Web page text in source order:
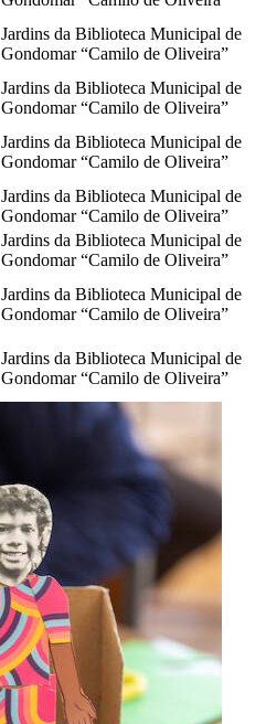
Jardins da Biblioteca Municipal de
Gondomar “Camilo de Oliveira”
Jardins da Biblioteca Municipal de
Gondomar “Camilo de Oliveira”
Jardins da Biblioteca Municipal de
Gondomar “Camilo de Oliveira”
Jardins da Biblioteca Municipal de
Gondomar “Camilo de Oliveira”
Jardins da Biblioteca Municipal de
Gondomar “Camilo de Oliveira”
Jardins da Biblioteca Municipal de
Gondomar “Camilo de Oliveira”
Jardins da Biblioteca Municipal de
Gondomar “Camilo de Oliveira”